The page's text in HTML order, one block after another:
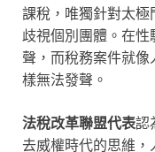
課稅，唯獨針對太
歧視個別團體。在
聲，而稅務案件就
樣無法發聲。
法稅改革聯盟代表認
去威權時代的思維